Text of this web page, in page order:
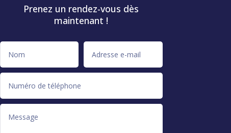
Prenez un rendez-vous dès
maintenant !